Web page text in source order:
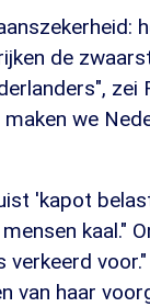
de
zei
we
'kapot
kaal."
van haar